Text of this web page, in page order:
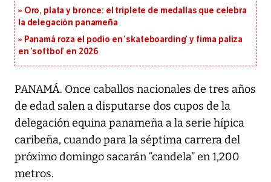
Oro, plata y bronce: el triplete de medallas que celebra
la delegación panameña
Panamá roza el podio en ‘skateboarding’ y firma paliza
en ‘softbol’ en 2026
PANAMÁ. Once caballos nacionales de tres años
de edad salen a disputarse dos cupos de la
delegación equina panameña a la serie hípica
caribeña, cuando para la séptima carrera del
próximo domingo sacarán “candela” en 1,200
metros.